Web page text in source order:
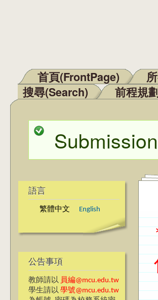
主選單
首頁(FrontPage)
搜尋(Search)
前程規
狀態訊息
語言
繁體中文 English
公告事項
教師請以 員編@mcu.edu.tw
學生請以 學號@mcu.edu.tw